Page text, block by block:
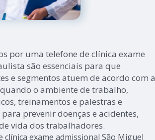
por uma telefone de clínica exame
são essenciais para que
e segmentos atuem de acordo com a
o ambiente de trabalho,
treinamentos e palestras e
prevenir doenças e acidentes,
vida dos trabalhadores.
exame admissional São Miguel